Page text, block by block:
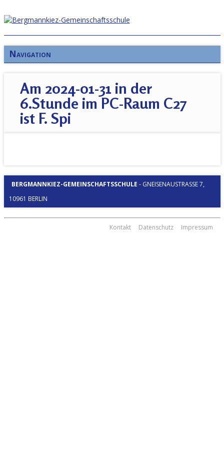
Navigation
Am 2024-01-31 in der
6.Stunde im PC-Raum C27
ist F. Spi
BERGMANNKIEZ-GEMEINSCHAFTSSCHULE - GNEISENAUSTRASSE 7, 1
0961 BERLIN
Kontakt Datenschutz Impressum